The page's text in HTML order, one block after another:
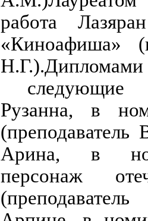
работа
«Киноафиша»
Н.Г.).
следующие
Рузанна, в
Арина, в
персонаж